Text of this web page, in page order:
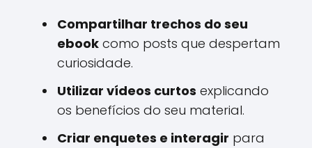
Compartilhar trechos do seu
ebook como posts que despertam
curiosidade.
Utilizar vídeos curtos explicando
os benefícios do seu material.
Criar enquetes e interagir para